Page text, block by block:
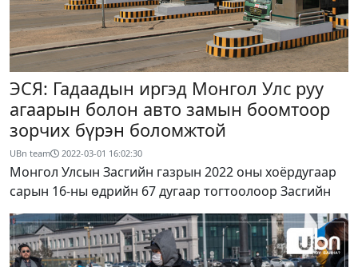
ЭСЯ: Гадаадын иргэд Монгол Улс руу
агаарын болон авто замын боомтоор
зорчих бүрэн боломжтой
UBn team 2022-03-01 16:02:30
Монгол Улсын Засгийн газрын 2022 оны хоёрдугаар
сарын 16-ны өдрийн 67 дугаар тогтоолоор Засгийн